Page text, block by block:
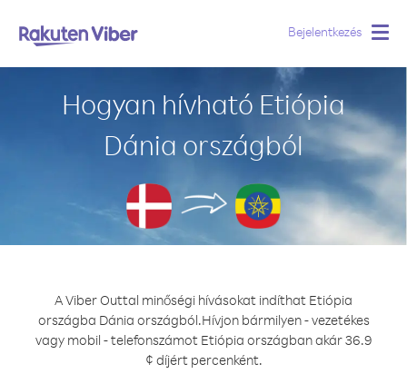
Bejelentkezés
Hogyan hívható Etiópia
Dánia országból
A Viber Outtal minőségi hívásokat indíthat Etiópia
országba Dánia országból.Hívjon bármilyen - vezetékes
vagy mobil - telefonszámot Etiópia országban akár 36.9
¢ díjért percenként.